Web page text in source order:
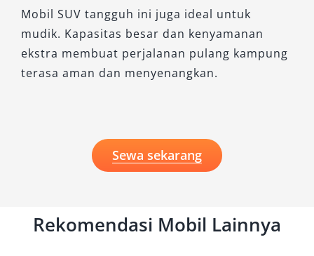
Mobil SUV tangguh ini juga ideal untuk
mudik. Kapasitas besar dan kenyamanan
ekstra membuat perjalanan pulang kampung
terasa aman dan menyenangkan.
Sewa sekarang
Rekomendasi Mobil Lainnya